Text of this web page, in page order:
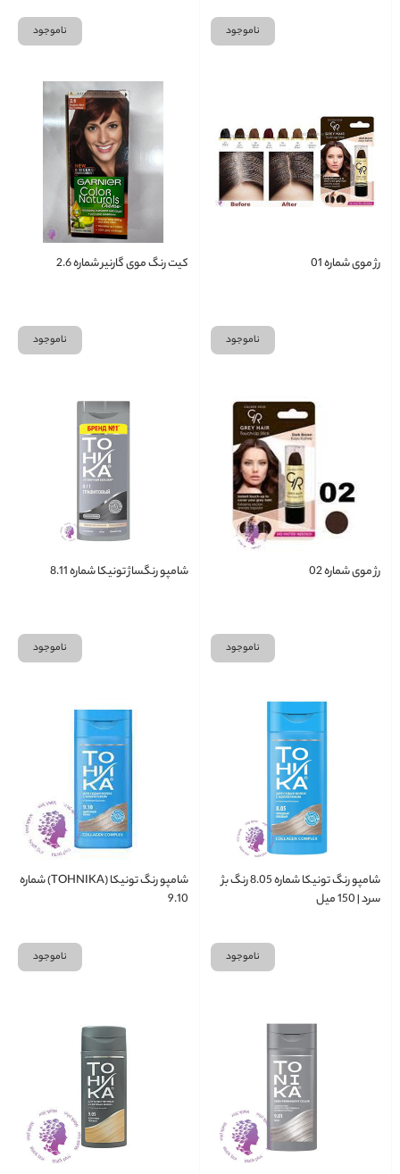
ناموجود ناموجود
رژ موی شماره 01
ناموجود
کیت رنگ موی گارنیر شماره 2.6
ناموجود
رژ موی شماره 02
ناموجود
شامپو رنگساژ تونیکا شماره 8.11
ناموجود
شامپو رنگ تونیکا شماره 8.05 رنگ بژ
سرد | 150 میل
ناموجود
شامپو رنگ تونیکا (TOHNIKA) شماره
9.10
ناموجود